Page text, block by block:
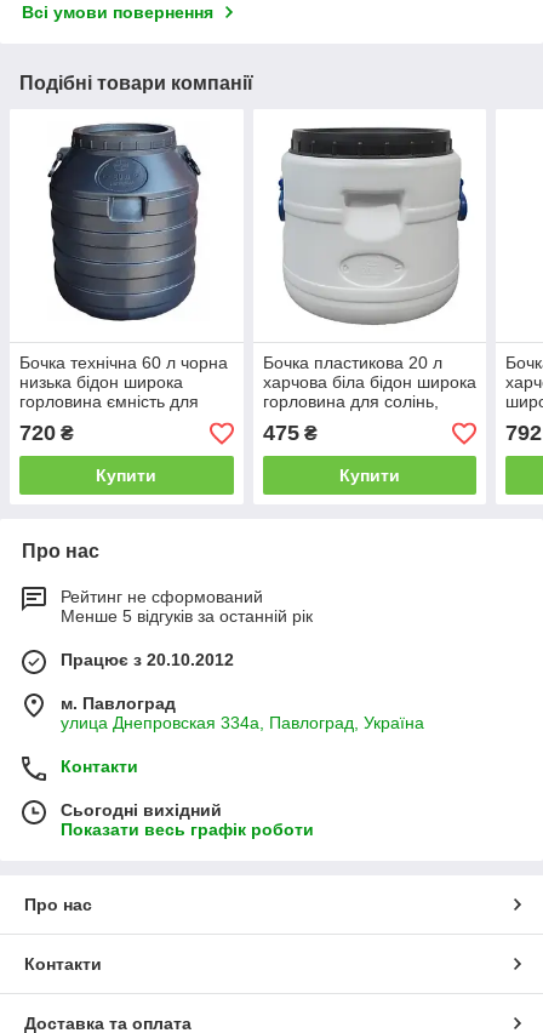
Всі умови повернення
Подібні товари компанії
Бочка технічна 60 л чорна
низька бідон широка
горловина ємність для
води
720 ₴
Купити
Бочка пластикова 20 л
харчова біла бідон широка
горловина для солінь,
меду,молока
475₴
Купити
води
792
Про нас
Рейтинг не сформований
Менше 5 відгуків за останній рік
Працює з 20.10.2012
м. Павлоград
улица Днепровская 334а, Павлоград, Україна
Контакти
Сьогодні вихідний
Показати весь графік роботи
Про нас
Контакти
Доставка та оплата